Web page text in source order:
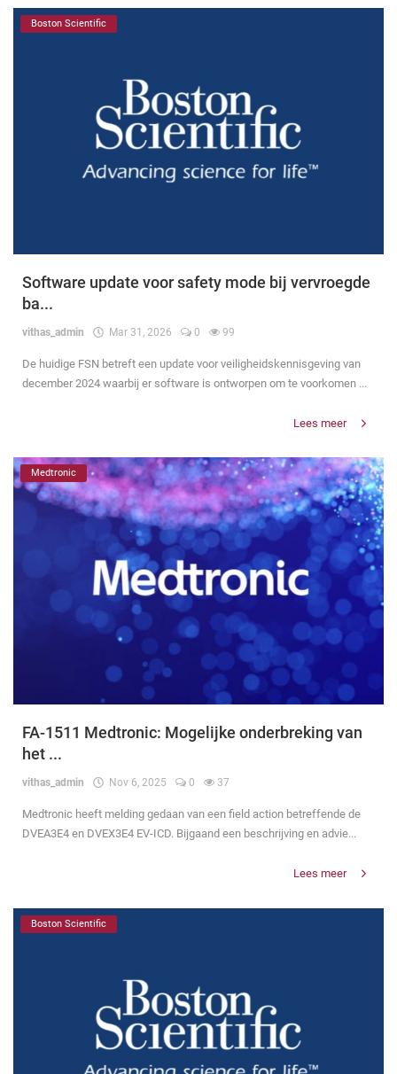
Boston Scientific
Software update voor safety mode bij vervroegde
ba...
vithas_admin Mar 31, 2026 0 99
De huidige FSN betreft een update voor veiligheidskennisgeving van
december 2024 waarbij er software is ontworpen om te voorkomen ...
Lees meer
Medtronic
FA-1511 Medtronic: Mogelijke onderbreking van
het ...
vithas_admin Nov 6, 2025 0 37
Medtronic heeft melding gedaan van een field action betreffende de
DVEA3E4 en DVEX3E4 EV-ICD. Bijgaand een beschrijving en advie...
Lees meer
Boston Scientific